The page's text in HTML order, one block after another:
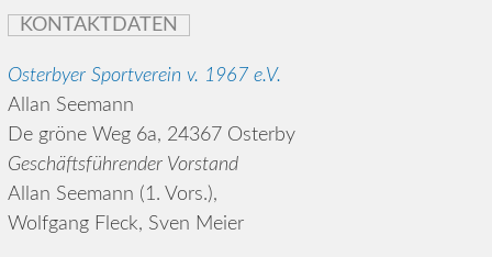
KONTAKTDATEN
Osterbyer Sportverein v. 1967 e.V.
Allan Seemann
De gröne Weg 6a, 24367 Osterby
Geschäftsführender Vorstand
Allan Seemann (1. Vors.),
Wolfgang Fleck, Sven Meier